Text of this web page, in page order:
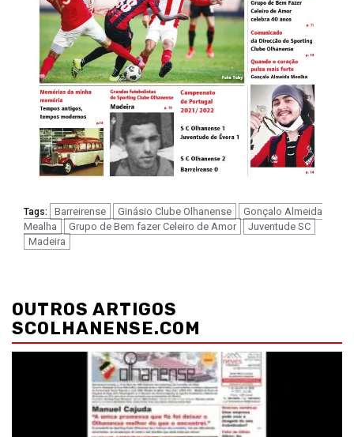
Tags: Barreirense Ginásio Clube Olhanense
Gonçalo Almeida
Mealha
Grupo de Bem fazer Celeiro de Amor
Juventude SC
Madeira
de
artigos
OUTROS ARTIGOS
SCOLHANENSE.COM